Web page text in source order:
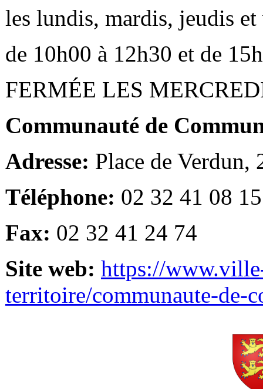
les lundis, mardis, jeudis et
de 10h00 à 12h30 et de
FERMÉE LES
Communauté de
Adresse: Place de Verdun,
Téléphone: 02 32 41 08 15
Fax: 02 32 41 24 74
Site web: https://
territoire/communaute-de-